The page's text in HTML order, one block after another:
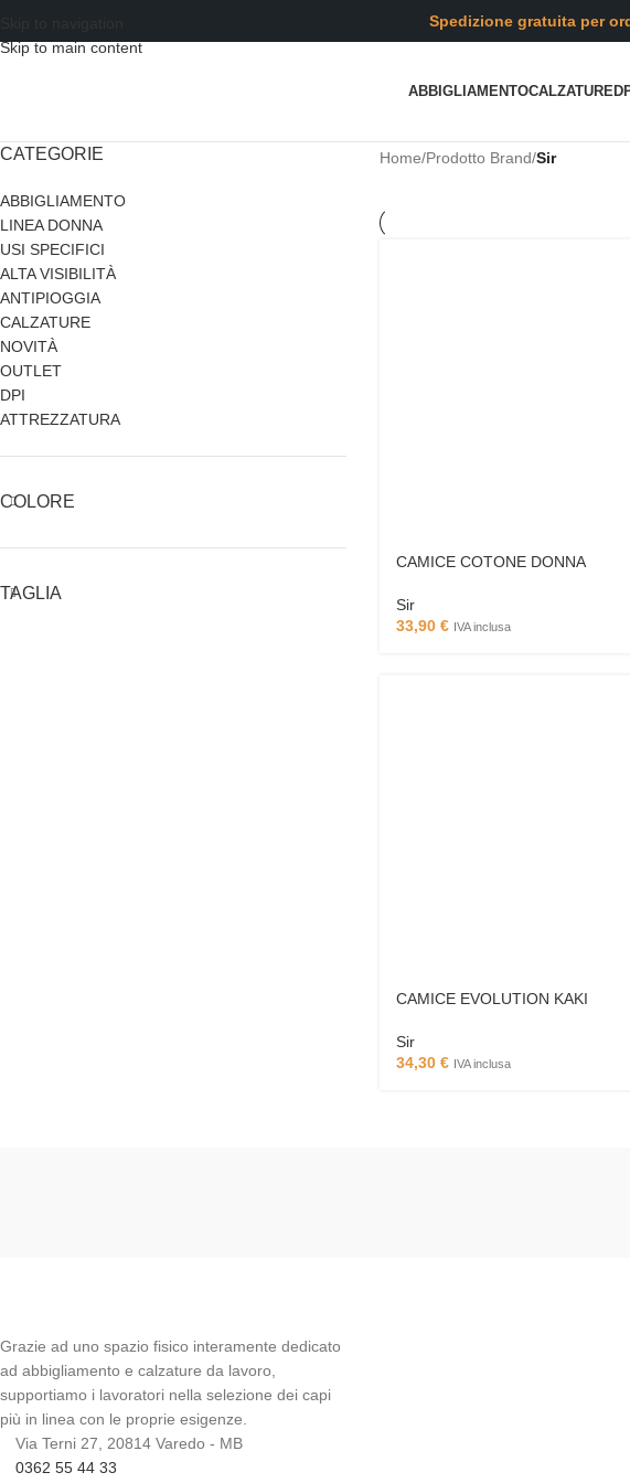
Skip to main content
Spedizione gratuita per
ABBIGLIAMENTOCALZATURE
CATEGORIE
ABBIGLIAMENTO
LINEA DONNA
USI SPECIFICI
ALTA VISIBILITÀ
ANTIPIOGGIA
CALZATURE
NOVITÀ
OUTLET
DPI
ATTREZZATURA
COLORE
TAGLIA
Home/Prodotto Brand/Sir
CAMICE COTONE DONNA
Sir
33,90 € IVA inclusa
CAMICE EVOLUTION KAKI
Sir
34,30 € IVA inclusa
Grazie ad uno spazio fisico interamente dedicato
ad abbigliamento e calzature da lavoro,
supportiamo i lavoratori nella selezione dei capi
più in linea con le proprie esigenze.
Via Terni 27, 20814 Varedo - MB
0362 55 44 33